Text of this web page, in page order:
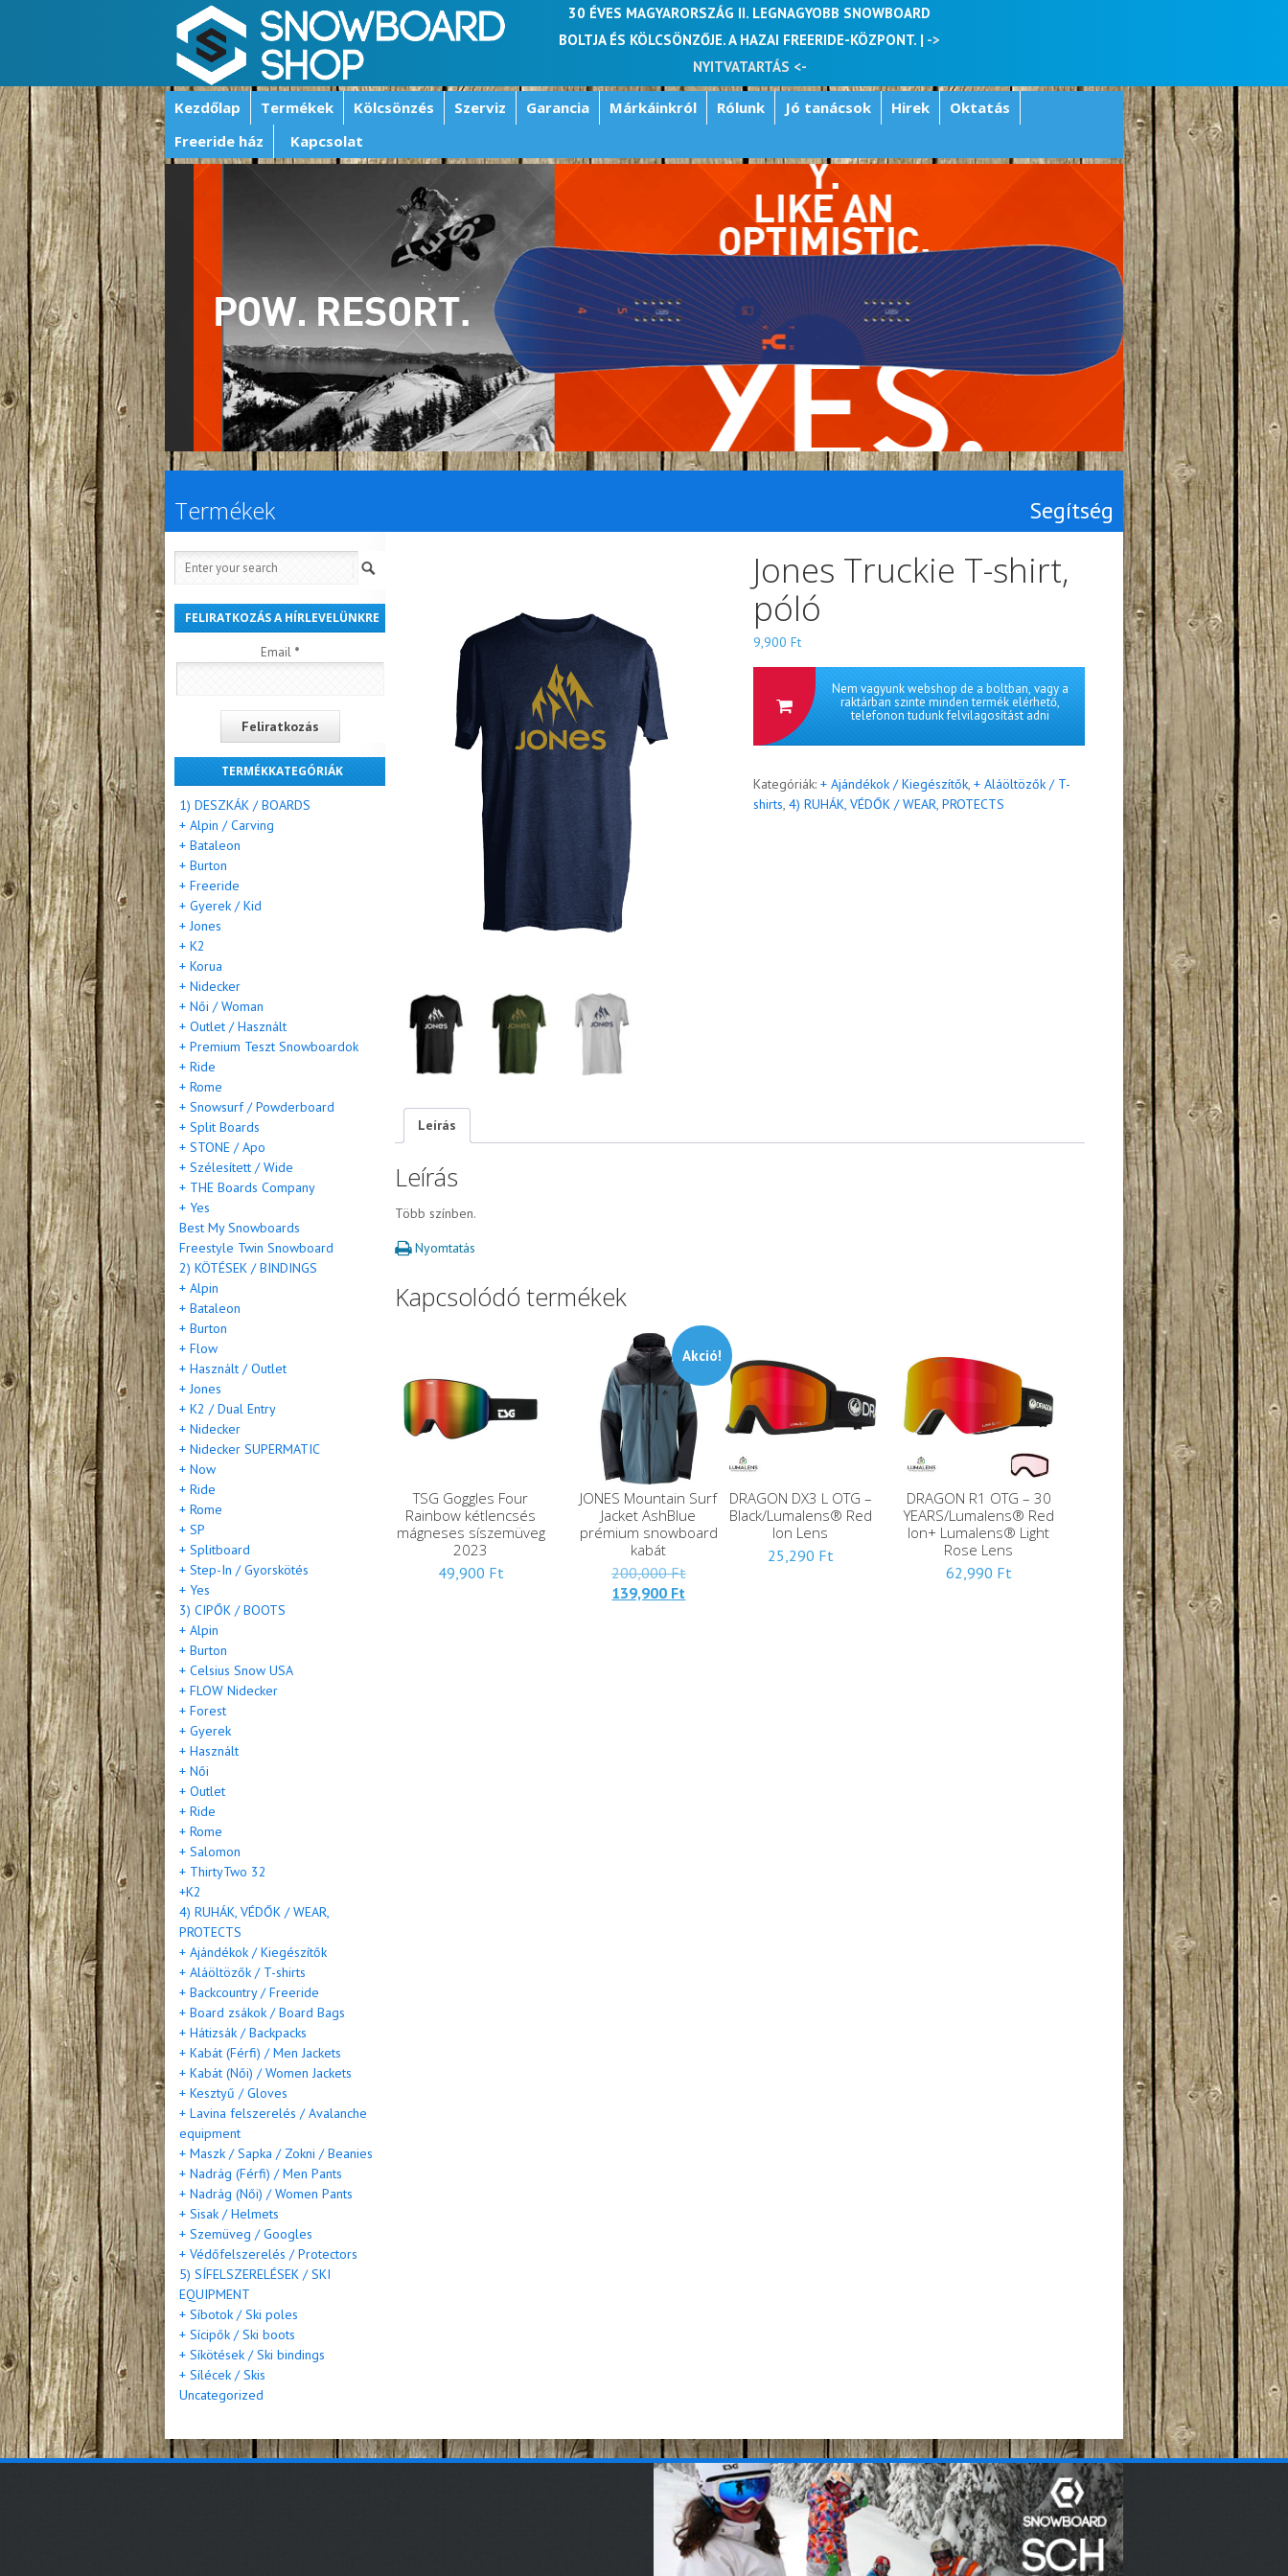
30 ÉVES MAGYARORSZÁG II. LEGNAGYOBB SNOWBOARD
BOLTJA ÉS KÖLCSÖNZŐJE. A HAZAI FREERIDE-KÖZPONT. | ->
NYITVATARTÁS <-
Kezdőlap Termékek Kölcsönzés Szerviz Garancia Márkáinkról Rólunk Jó tanácsok Hirek
Oktatás
Freeride ház
Kapcsolat
Termékek Segítség
Jones Truckie T-shirt,
póló
9,900Ft
Nem vagyunk webshop de a boltban, vagy a
raktárban szinte minden termék elérhető,
telefonon tudunk felvilagosítást adni
Kategóriák:+ Ajándékok / Kiegészítők,+ Aláöltözők / T-
shirts,4) RUHÁK, VÉDŐK / WEAR, PROTECTS
Leírás
Leírás
Több színben.
Nyomtatás
Kapcsolódó termékek
TSG Goggles Four
Rainbow kétlencsés
mágneses síszemüveg
2023
49,900 Ft
Akció!
JONES Mountain Surf
Jacket AshBlue
prémium snowboard
kabát
200,000FtEredeti
139,900 Ft
DRAGON DX3 L OTG –
Black/Lumalens® Red
Ion Lens
25,290 Ft
DRAGON R1 OTG – 30
YEARS/Lumalens® Red
Ion+ Lumalens® Light
Rose Lens
62,990 Ft
FELIRATKOZÁS A HÍRLEVELÜNKRE
Email *
TERMÉKKATEGÓRIÁK
1) DESZKÁK / BOARDS
+ Alpin / Carving
+ Bataleon
+ Burton
+ Freeride
+ Gyerek / Kid
+ Jones
+ K2
+ Korua
+ Nidecker
+ Női / Woman
+ Outlet / Használt
+ Premium Teszt Snowboardok
+ Ride
+ Rome
+ Snowsurf / Powderboard
+ Split Boards
+ STONE / Apo
+ Szélesített / Wide
+ THE Boards Company
+ Yes
Best My Snowboards
Freestyle Twin Snowboard
2) KÖTÉSEK / BINDINGS
+ Alpin
+ Bataleon
+ Burton
+ Flow
+ Használt / Outlet
+ Jones
+ K2 / Dual Entry
+ Nidecker
+ Nidecker SUPERMATIC
+ Now
+ Ride
+ Rome
+ SP
+ Splitboard
+ Step-In / Gyorskötés
+ Yes
3) CIPŐK / BOOTS
+ Alpin
+ Burton
+ Celsius Snow USA
+ FLOW Nidecker
+ Forest
+ Gyerek
+ Használt
+ Női
+ Outlet
+ Ride
+ Rome
+ Salomon
+ ThirtyTwo 32
+K2
4) RUHÁK, VÉDŐK / WEAR,
PROTECTS
+ Ajándékok / Kiegészítők
+ Aláöltözők / T-shirts
+ Backcountry / Freeride
+ Board zsákok / Board Bags
+ Hátizsák / Backpacks
+ Kabát (Férfi) / Men Jackets
+ Kabát (Női) / Women Jackets
+ Kesztyű / Gloves
+ Lavina felszerelés / Avalanche
equipment
+ Maszk / Sapka / Zokni / Beanies
+ Nadrág (Férfi) / Men Pants
+ Nadrág (Női) / Women Pants
+ Sisak / Helmets
+ Szemüveg / Googles
+ Védőfelszerelés / Protectors
5) SÍFELSZERELÉSEK / SKI
EQUIPMENT
+ Síbotok / Ski poles
+ Sícipők / Ski boots
+ Síkötések / Ski bindings
+ Sílécek / Skis
Uncategorized